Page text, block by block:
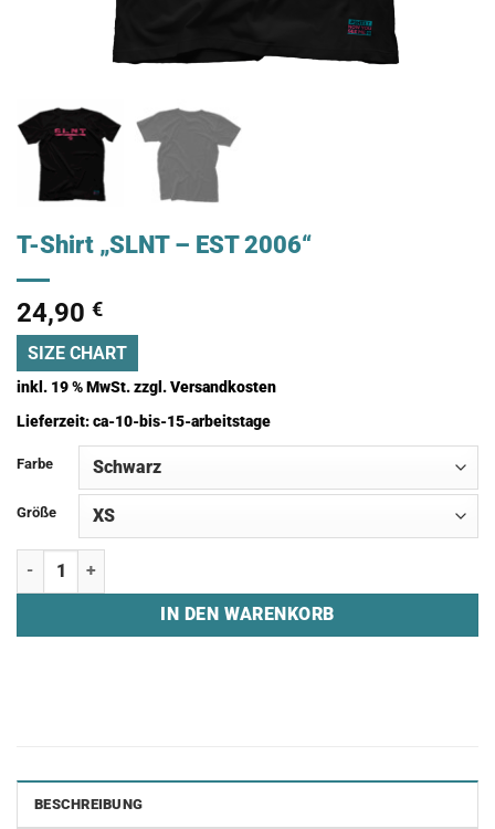
T-Shirt „SLNT – EST 2006“
24,90 €
SIZE CHART
inkl. 19 % MwSt.zzgl.Versandkosten
Lieferzeit:ca-10-bis-15-arbeitstage
Farbe
Größe
T-Shirt "SLNT - EST 2006" Menge
IN DEN WARENKORB
BESCHREIBUNG